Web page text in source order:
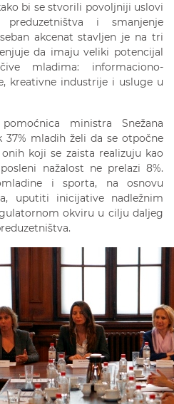
bi se stvorili povoljniji uslovi
i smanjenje
akcenat stavljen je na tri
da imaju veliki potencijal
mladima: informaciono-
kreativne industrije i usluge u
ministra Snežana
37% mladih želi da se otpočne
koji se zaista realizuju kao
nažalost ne prelazi 8%.
i sporta, na osnovu
uputiti inicijative nadležnim
okviru u cilju daljeg